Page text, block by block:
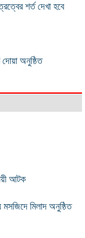
শর্ত দেখা হবে
অনুষ্ঠিত
আটক
মিলাদ অনুষ্ঠিত